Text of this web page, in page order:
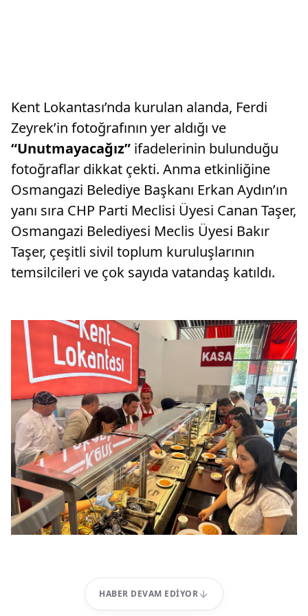
Kent Lokantası’nda kurulan alanda, Ferdi
Zeyrek’in fotoğrafının yer aldığı ve
“Unutmayacağız” ifadelerinin bulunduğu
fotoğraflar dikkat çekti. Anma etkinliğine
Osmangazi Belediye Başkanı Erkan Aydın’ın
yanı sıra CHP Parti Meclisi Üyesi Canan Taşer,
Osmangazi Belediyesi Meclis Üyesi Bakır
Taşer, çeşitli sivil toplum kuruluşlarının
temsilcileri ve çok sayıda vatandaş katıldı.
HABER DEVAM EDIYOR